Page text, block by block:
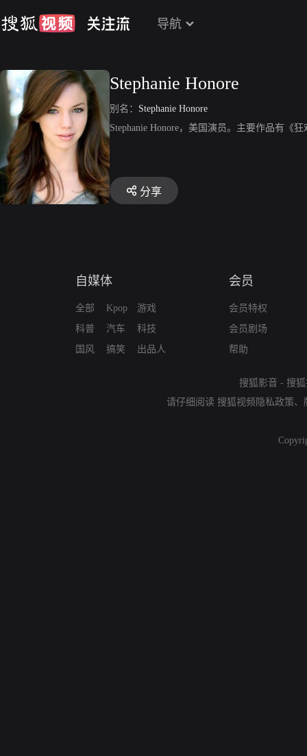
导航
Stephanie Honore
别名： Stephanie Honore
Stephanie Honore，美国演员。主要作品有《
分享
自媒体
全部
科普
国风
Kpop
汽车
搞笑
游戏
科技
出品人
会员
会员特权
会员剧场
帮助
搜狐影音 - 搜
请仔细阅读 搜狐视频隐私政策、